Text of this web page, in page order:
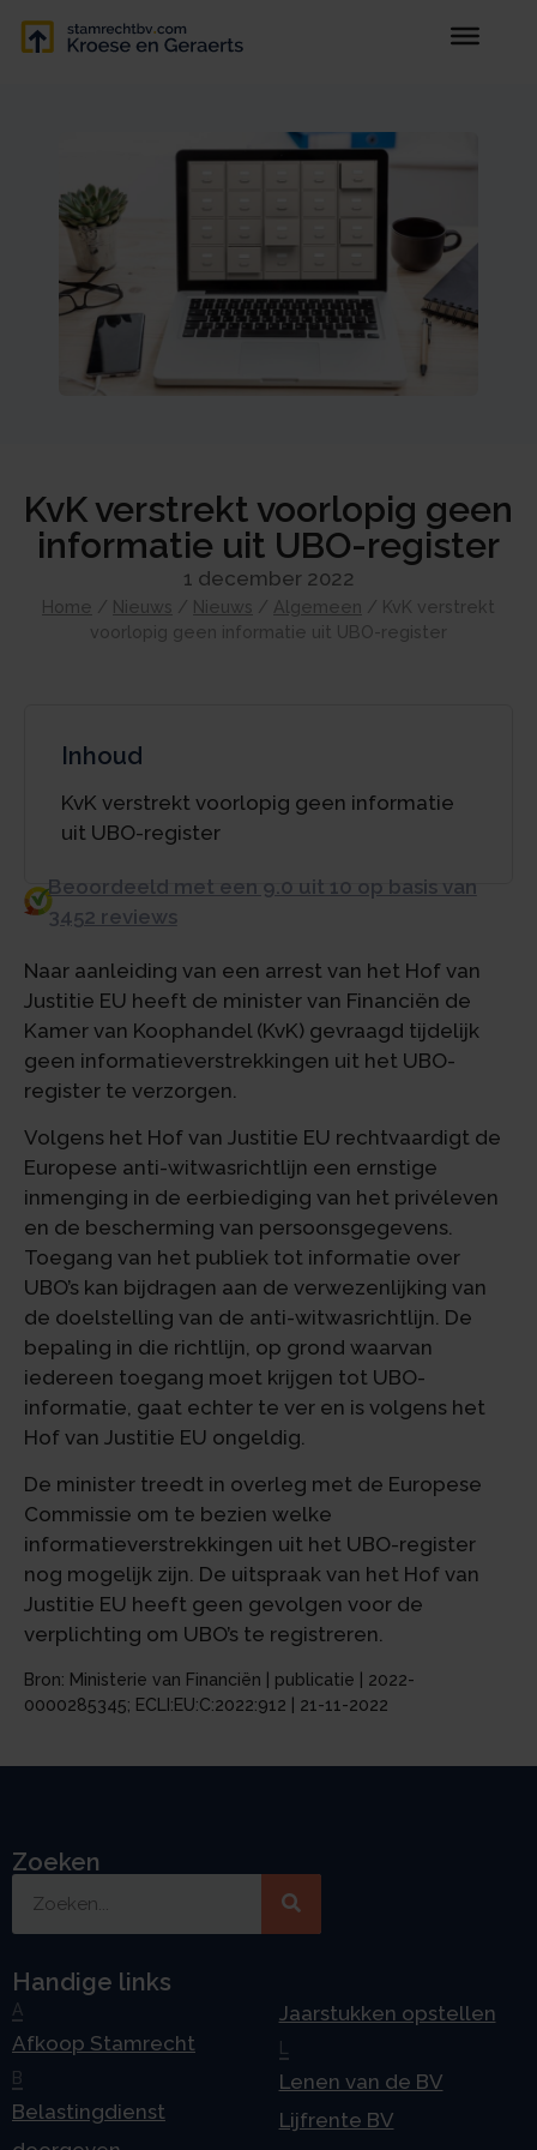
KvK verstrekt voorlopig geen
informatie uit UBO-register
1 december 2022
Home / Nieuws / Nieuws / Algemeen / KvK verstrekt
voorlopig geen informatie uit UBO-register
Inhoud
KvK verstrekt voorlopig geen informatie
uit UBO-register
Beoordeeld met een 9.0 uit 10 op basis van
3452 reviews
Naar aanleiding van een arrest van het Hof van
Justitie EU heeft de minister van Financiën de
Kamer van Koophandel (KvK) gevraagd tijdelijk
geen informatieverstrekkingen uit het UBO-
register te verzorgen.
Volgens het Hof van Justitie EU rechtvaardigt de
Europese anti-witwasrichtlijn een ernstige
inmenging in de eerbiediging van het privéleven
en de bescherming van persoonsgegevens.
Toegang van het publiek tot informatie over
UBO’s kan bijdragen aan de verwezenlijking van
de doelstelling van de anti-witwasrichtlijn. De
bepaling in die richtlijn, op grond waarvan
iedereen toegang moet krijgen tot UBO-
informatie, gaat echter te ver en is volgens het
Hof van Justitie EU ongeldig.
De minister treedt in overleg met de Europese
Commissie om te bezien welke
informatieverstrekkingen uit het UBO-register
nog mogelijk zijn. De uitspraak van het Hof van
Justitie EU heeft geen gevolgen voor de
verplichting om UBO’s te registreren.
Bron: Ministerie van Financiën | publicatie | 2022-
0000285345; ECLI:EU:C:2022:912 | 21-11-2022
Zoeken
Handige links
A
Afkoop Stamrecht
B
Belastingdienst
Jaarstukken opstellen
Lenen van de BV
Lijfrente BV